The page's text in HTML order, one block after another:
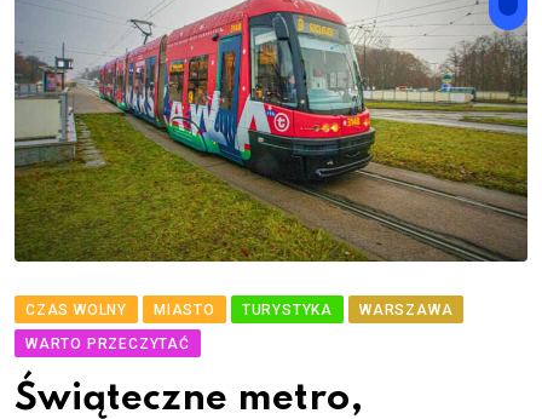
CZAS WOLNY MIASTO TURYSTYKA
WARSZAWA
WARTO PRZECZYTAĆ
Świąteczne metro,